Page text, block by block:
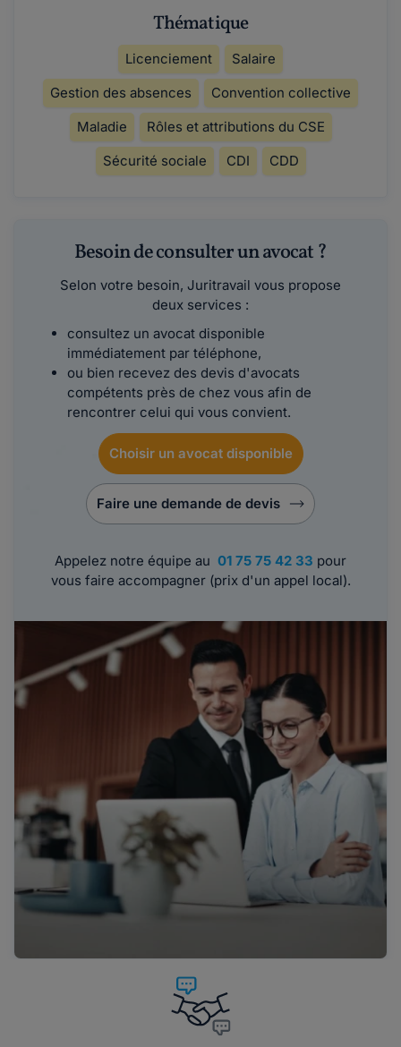
Thématique
Licenciement
Salaire
Gestion des absences
Convention collective
Maladie
Rôles et attributions du CSE
Sécurité sociale
CDI CDD
Besoin de consulter un avocat ?
Selon votre besoin, Juritravail vous propose
deux services :
consultez un avocat disponible
immédiatement par téléphone,
ou bien recevez des devis d'avocats
compétents près de chez vous afin de
rencontrer celui qui vous convient.
Choisir un avocat disponible
Faire une demande de devis
Appelez notre équipe au 01 75 75 42 33 pour
vous faire accompagner (prix d'un appel local).